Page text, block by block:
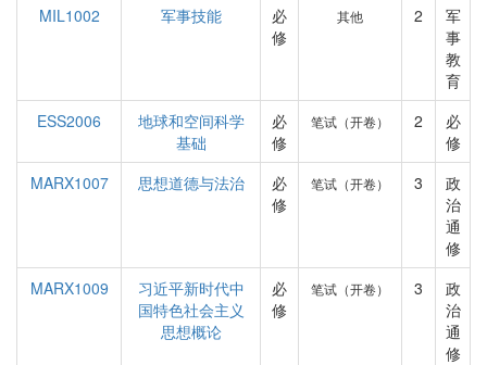
MIL1002
军事技能
必
修
其他 2
军
事
教
育
ESS2006
地球和空间科学
基础
必
修
笔试（开卷） 2
必
修
MARX1007
思想道德与法治
必
修
笔试（开卷） 3
政
治
通
修
MARX1009
习近平新时代中
国特色社会主义
思想概论
必
修
笔试（开卷） 3
政
治
通
修